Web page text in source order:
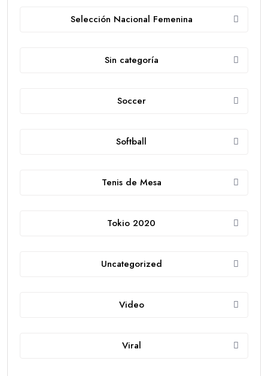
Selección Nacional Femenina
Sin categoría
Soccer
Softball
Tenis de Mesa
Tokio 2020
Uncategorized
Video
Viral